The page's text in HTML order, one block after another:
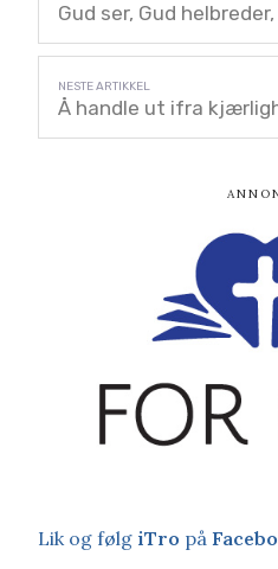
Gud ser, Gud
Å handle ut ifra
Lik og følg iTro på